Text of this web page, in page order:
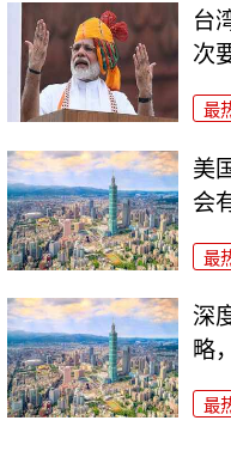
台
次
最
美
会
最
深
略
最